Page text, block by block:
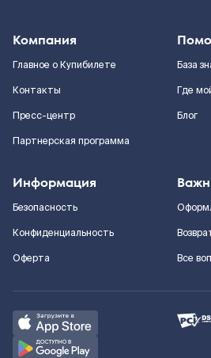
Компания
Главное о Купибилете
Контакты
Пресс-центр
Партнерская программа
База
Где
Блог
Информация
Безопасность
Конфиденциальность
Оферта
Все